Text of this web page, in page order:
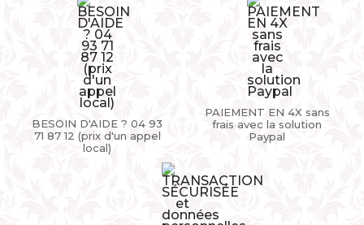
BESOIN D'AIDE ? 04 93
71 87 12 (prix d'un appel
local)
PAIEMENT EN 4X sans
frais avec la solution
Paypal